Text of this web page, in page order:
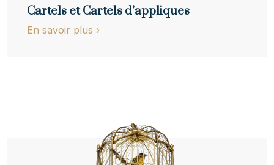
Cartels et Cartels d’appliques
En savoir plus ›